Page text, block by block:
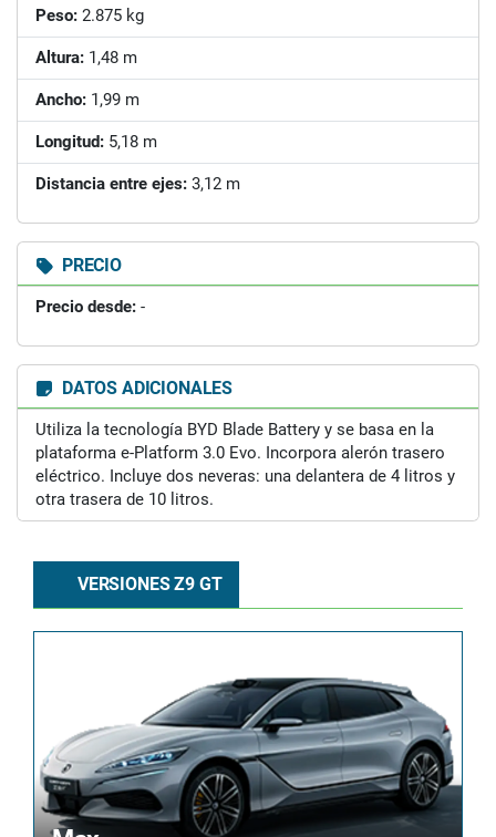
Peso: 2.875 kg
Altura: 1,48 m
Ancho: 1,99 m
Longitud: 5,18 m
Distancia entre ejes: 3,12 m
PRECIO
Precio desde: -
DATOS ADICIONALES
Utiliza la tecnología BYD Blade Battery y se basa en la
plataforma e-Platform 3.0 Evo. Incorpora alerón trasero
eléctrico. Incluye dos neveras: una delantera de 4 litros y
otra trasera de 10 litros.
VERSIONES Z9 GT